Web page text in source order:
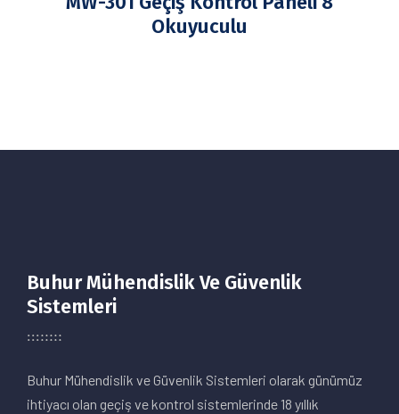
Okuyuculu
Buhur Mühendislik Ve Güvenlik
Sistemleri
Buhur Mühendislik ve Güvenlik Sistemleri olarak günümüz
ihtiyacı olan geçiş ve kontrol sistemlerinde 18 yıllık